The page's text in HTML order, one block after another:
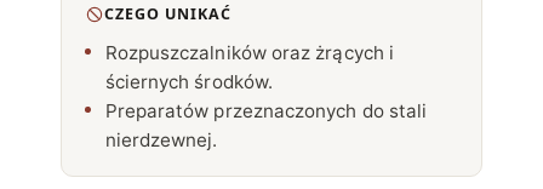
CZEGO UNIKAĆ
Rozpuszczalników oraz żrących i
ściernych środków.
Preparatów przeznaczonych do stali
nierdzewnej.